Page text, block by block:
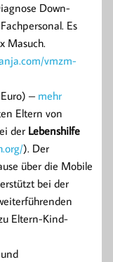
Down-
Es
Masuch.
vmzm-
– mehr
Eltern von
der Lebenshilfe
). Der
über die Mobile
bei der
Eltern-Kind-